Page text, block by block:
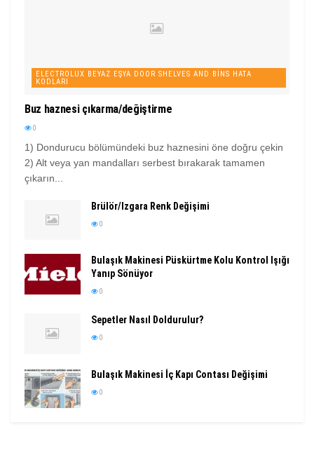
ELECTROLUX BEYAZ EŞYA DOOR SHELVES AND BINS HATA
KODLARI
Buz haznesi çıkarma/değiştirme
0
1) Dondurucu bölümündeki buz haznesini öne doğru çekin
2) Alt veya yan mandalları serbest bırakarak tamamen
çıkarın...
Brülör/Izgara Renk Değişimi
0
Bulaşık Makinesi Püskürtme Kolu Kontrol Işığı
Yanıp Sönüyor
0
Sepetler Nasıl Doldurulur?
0
Bulaşık Makinesi İç Kapı Contası Değişimi
0